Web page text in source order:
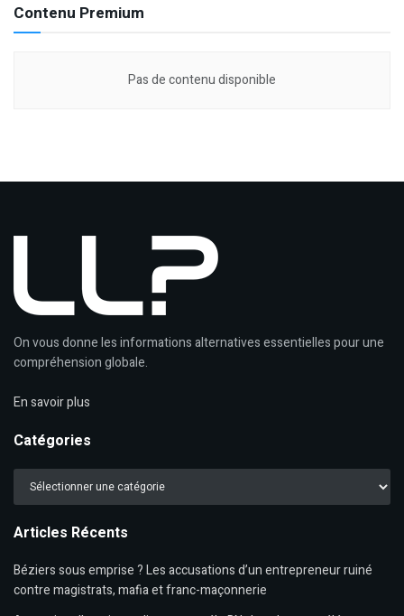
Contenu Premium
Pas de contenu disponible
On vous donne les informations alternatives essentielles pour une
compréhension globale.
En savoir plus
Catégories
Catégories
Articles Récents
Béziers sous emprise ? Les accusations d’un entrepreneur ruiné
contre magistrats, mafia et franc-maçonnerie